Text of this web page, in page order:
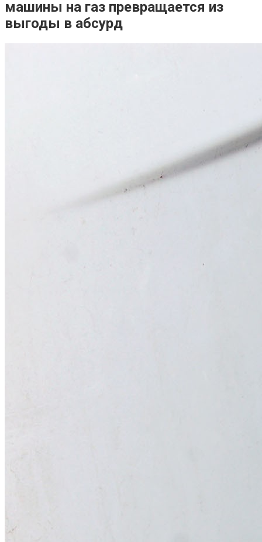
машины на газ превращается из
выгоды в абсурд